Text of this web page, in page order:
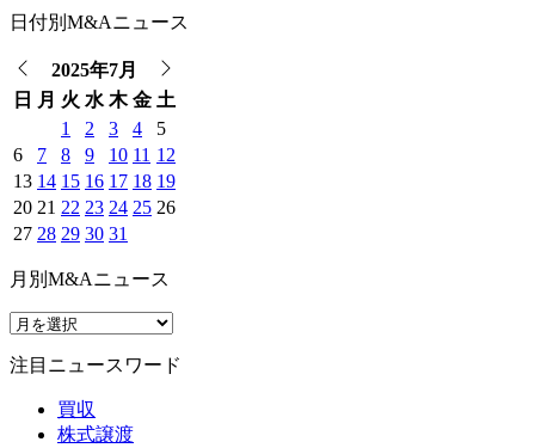
日付別M&Aニュース
2025年7月
日
月 火 水 木 金 土
1
2 3 4
5
6
7 8 9 10 11 12
13 14 15 16 17 18 19
20 21 22 23 24 25 26
27 28 29 30 31
月別M&Aニュース
注目ニュースワード
買収
株式譲渡